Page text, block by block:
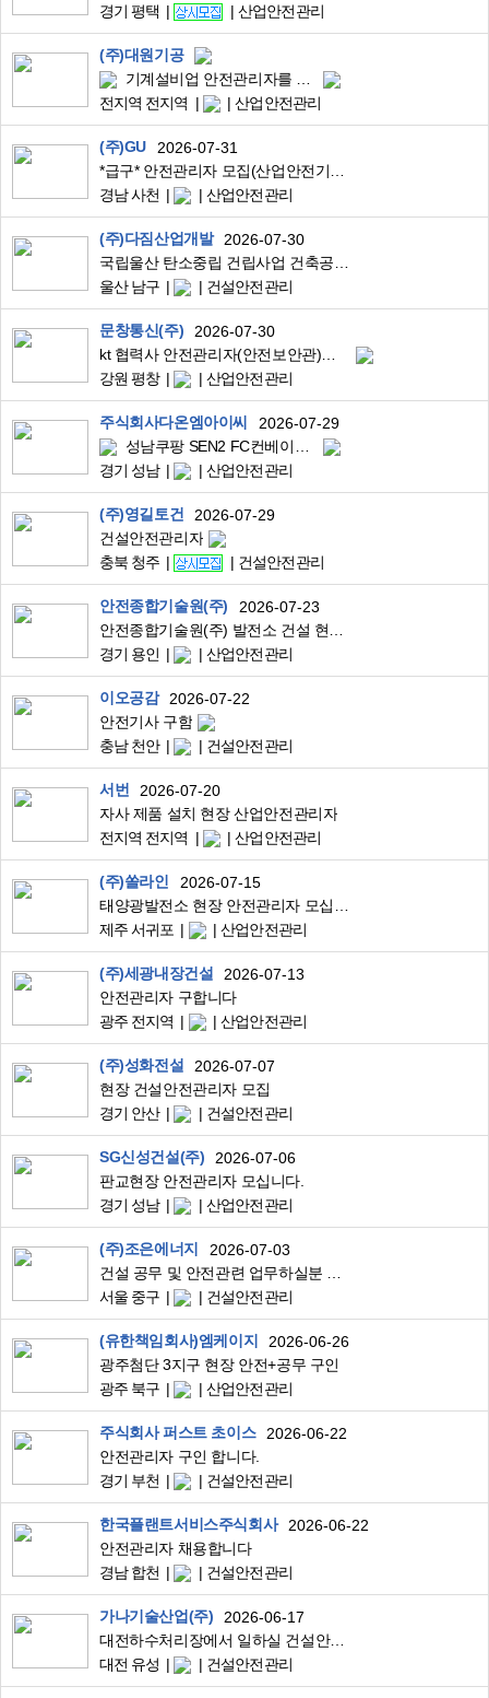
경기 평택
산업안전관리
(주)대원기공
기계설비업 안전관리자를 모집합니다.
전지역 전지역
산업안전관리
(주)GU
2026-07-31
경남 사천
산업안전관리
(주)다짐산업개발
2026-07-30
울산 남구
건설안전관리
문창통신(주)
2026-07-30
강원 평창
산업안전관리
주식회사다온엠아이씨
2026-07-29
성남쿠팡 SEN2 FC컨베이어 설치 현장안전관리자모집
경기 성남
산업안전관리
(주)영길토건
2026-07-29
건설안전관리자
충북 청주
건설안전관리
안전종합기술원(주)
2026-07-23
경기 용인
산업안전관리
이오공감
2026-07-22
안전기사 구함
충남 천안
건설안전관리
서번
2026-07-20
자사 제품 설치 현장 산업안전관리자
전지역 전지역
산업안전관리
(주)쏠라인
2026-07-15
제주 서귀포
산업안전관리
(주)세광내장건설
2026-07-13
안전관리자 구합니다
광주 전지역
산업안전관리
(주)성화전설
2026-07-07
현장 건설안전관리자 모집
경기 안산
건설안전관리
SG신성건설(주)
2026-07-06
판교현장 안전관리자 모십니다.
경기 성남
산업안전관리
(주)조은에너지
2026-07-03
서울 중구
건설안전관리
(유한책임회사)엠케이지
2026-06-26
광주첨단 3지구 현장 안전+공무 구인
광주 북구
산업안전관리
주식회사 퍼스트 초이스
2026-06-22
안전관리자 구인 합니다.
경기 부천
건설안전관리
한국플랜트서비스주식회사
2026-06-22
안전관리자 채용합니다
경남 합천
건설안전관리
가나기술산업(주)
2026-06-17
대전하수처리장에서 일하실 건설안전관리자를 모집합니다.
대전 유성
건설안전관리